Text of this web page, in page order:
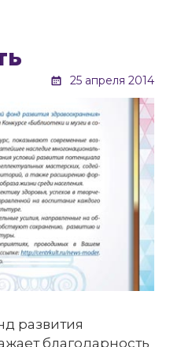
25 апреля 2014
развития
благодарность